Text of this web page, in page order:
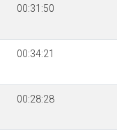
00:31:50
00:34:21
00:28:28